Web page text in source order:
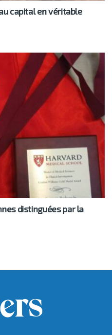
capital en véritable
distinguées par la